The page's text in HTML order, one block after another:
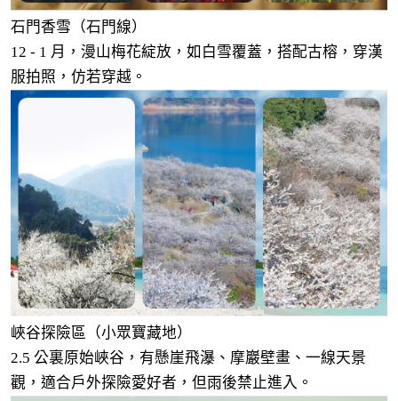
石門香雪（石門線）
12 - 1 月，漫山梅花綻放，如白雪覆蓋，搭配古榕，穿漢
服拍照，仿若穿越。
峽谷探險區（小眾寶藏地）
2.5 公裏原始峽谷，有懸崖飛瀑、摩巖壁畫、一線天景
觀，適合戶外探險愛好者，但雨後禁止進入。